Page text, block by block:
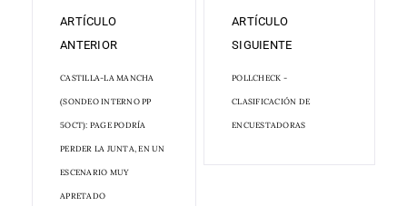
ARTÍCULO
ANTERIOR
CASTILLA-LA MANCHA
(SONDEO INTERNO PP
5OCT): PAGE PODRÍA
PERDER LA JUNTA, EN UN
ESCENARIO MUY
APRETADO
ARTÍCULO
SIGUIENTE
POLLCHECK -
CLASIFICACIÓN DE
ENCUESTADORAS